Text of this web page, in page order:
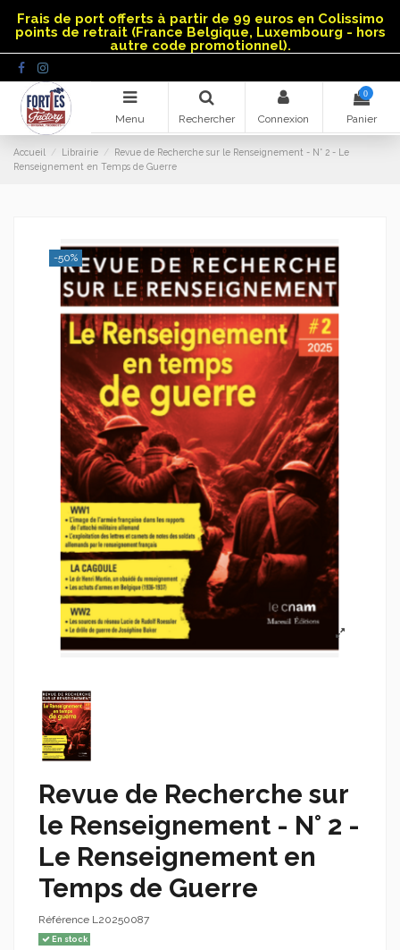
Frais de port offerts à partir de 99 euros en Colissimo
points de retrait (France Belgique, Luxembourg - hors
autre code promotionnel).
Menu Rechercher Connexion
0
Panier
Accueil Librairie
Revue de Recherche sur le Renseignement - N° 2 - Le
Renseignement en Temps de Guerre
-50%
Revue de Recherche sur
le Renseignement - N° 2 -
Le Renseignement en
Temps de Guerre
Référence L20250087
En stock